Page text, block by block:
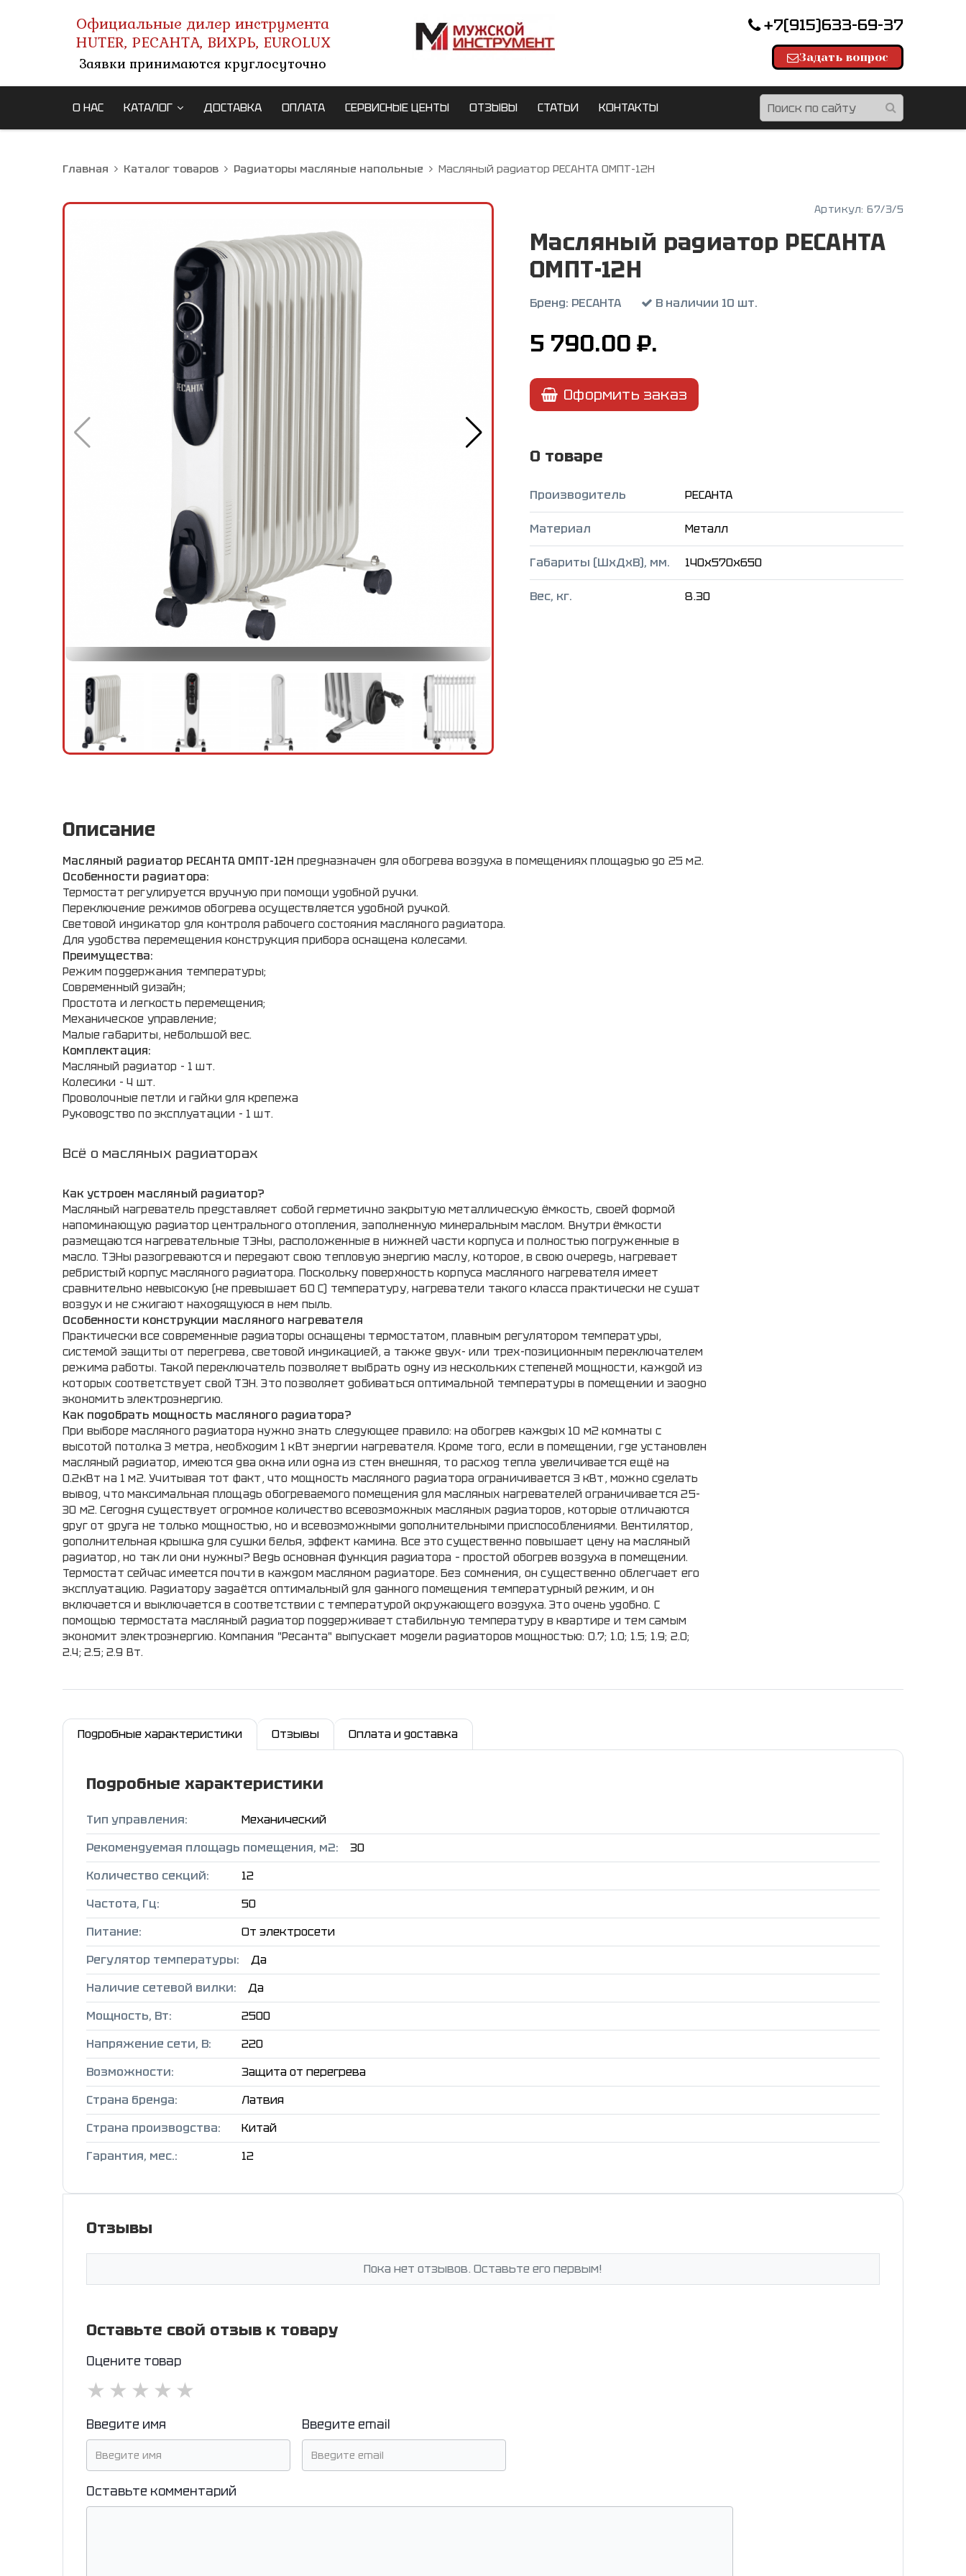
Официальные дилер инструмента
HUTER, РЕСАНТА, ВИХРЬ, EUROLUX
Заявки принимаются круглосуточно
+7(915)633-69-37
Задать вопрос
О НАС КАТАЛОГ ДОСТАВКА ОПЛАТА СЕРВИСНЫЕ ЦЕНТЫ ОТЗЫВЫ СТАТЬИ КОНТАКТЫ
Главная Каталог товаров Радиаторы масляные напольные Масляный радиатор РЕСАНТА ОМПТ-12Н
Артикул: 67/3/5
Масляный радиатор РЕСАНТА
ОМПТ-12Н
Бренд: РЕСАНТА В наличии 10 шт.
5 790.00 ₽.
Оформить заказ
О товаре
Производитель РЕСАНТА
Материал Металл
Габариты (ШxДxВ), мм. 140x570x650
Вес, кг. 8.30
Описание
Масляный радиатор РЕСАНТА ОМПТ-12Н предназначен для обогрева воздуха в помещениях площадью до 25 м2.
Особенности радиатора:
Термостат регулируется вручную при помощи удобной ручки.
Переключение режимов обогрева осуществляется удобной ручкой.
Световой индикатор для контроля рабочего состояния масляного радиатора.
Для удобства перемещения конструкция прибора оснащена колесами.
Преимущества:
Режим поддержания температуры;
Современный дизайн;
Простота и легкость перемещения;
Механическое управление;
Малые габариты, небольшой вес.
Комплектация:
Масляный радиатор - 1 шт.
Колесики - 4 шт.
Проволочные петли и гайки для крепежа
Руководство по эксплуатации - 1 шт.
Всё о масляных радиаторах
Как устроен масляный радиатор?
Масляный нагреватель представляет собой герметично закрытую металлическую ёмкость, своей формой
напоминающую радиатор центрального отопления, заполненную минеральным маслом. Внутри ёмкости
размещаются нагревательные ТЭНы, расположенные в нижней части корпуса и полностью погруженные в
масло. ТЭНы разогреваются и передают свою тепловую энергию маслу, которое, в свою очередь, нагревает
ребристый корпус масляного радиатора. Поскольку поверхность корпуса масляного нагревателя имеет
сравнительно невысокую (не превышает 60 С) температуру, нагреватели такого класса практически не сушат
воздух и не сжигают находящуюся в нем пыль.
Особенности конструкции масляного нагревателя
Практически все современные радиаторы оснащены термостатом, плавным регулятором температуры,
системой защиты от перегрева, световой индикацией, а также двух- или трех-позиционным переключателем
режима работы. Такой переключатель позволяет выбрать одну из нескольких степеней мощности, каждой из
которых соответствует свой ТЭН. Это позволяет добиваться оптимальной температуры в помещении и заодно
экономить электроэнергию.
Как подобрать мощность масляного радиатора?
При выборе масляного радиатора нужно знать следующее правило: на обогрев каждых 10 м2 комнаты с
высотой потолка 3 метра, необходим 1 кВт энергии нагревателя. Кроме того, если в помещении, где установлен
масляный радиатор, имеются два окна или одна из стен внешняя, то расход тепла увеличивается ещё на
0.2кВт на 1 м2. Учитывая тот факт, что мощность масляного радиатора ограничивается 3 кВт, можно сделать
вывод, что максимальная площадь обогреваемого помещения для масляных нагревателей ограничивается 25-
30 м2. Сегодня существует огромное количество всевозможных масляных радиаторов, которые отличаются
друг от друга не только мощностью, но и всевозможными дополнительными приспособлениями. Вентилятор,
дополнительная крышка для сушки белья, эффект камина. Все это существенно повышает цену на масляный
радиатор, но так ли они нужны? Ведь основная функция радиатора – простой обогрев воздуха в помещении.
Термостат сейчас имеется почти в каждом масляном радиаторе. Без сомнения, он существенно облегчает его
эксплуатацию. Радиатору задаётся оптимальный для данного помещения температурный режим, и он
включается и выключается в соответствии с температурой окружающего воздуха. Это очень удобно. С
помощью термостата масляный радиатор поддерживает стабильную температуру в квартире и тем самым
экономит электроэнергию. Компания "Ресанта" выпускает модели радиаторов мощностью: 0.7; 1.0; 1.5; 1.9; 2.0;
2.4; 2.5; 2.9 Вт.
Подробные характеристики Отзывы Оплата и доставка
Подробные характеристики
Тип управления:
Механический
Рекомендуемая площадь помещения, м2:
30
Количество секций:
12
Частота, Гц:
50
Питание:
От электросети
Регулятор температуры:
Да
Наличие сетевой вилки:
Да
Мощность, Вт:
2500
Напряжение сети, В:
220
Возможности:
Защита от перегрева
Страна бренда:
Латвия
Страна производства:
Китай
Гарантия, мес.:
12
Отзывы
Пока нет отзывов. Оставьте его первым!
Оставьте свой отзыв к товару
Оцените товар
★
★
★
★
★
Введите имя Введите email
Оставьте комментарий